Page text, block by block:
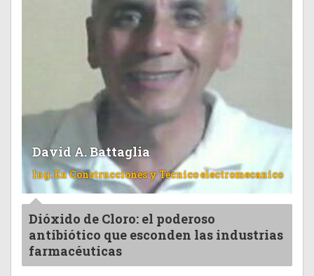
David A. Battaglia
Ing. En Construcciones y Tecnico electromecanico
Dióxido de Cloro: el poderoso
antibiótico que esconden las industrias
farmacéuticas